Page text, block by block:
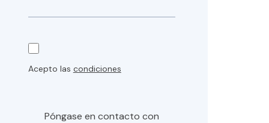
Acepto las condiciones
Póngase en contacto con